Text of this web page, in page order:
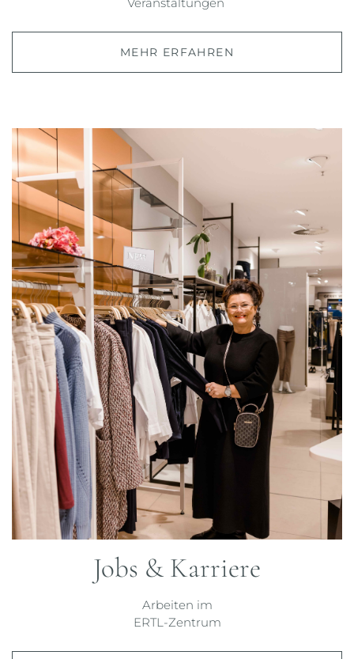
MEHR ERFAHREN
Jobs & Karriere
Arbeiten im
ERTL-Zentrum